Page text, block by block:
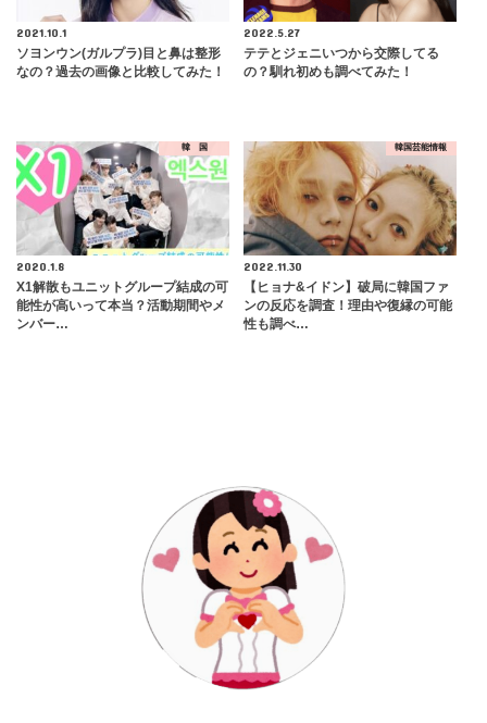
2021.10.1
ソヨンウン(ガルプラ)目と鼻は整形
なの？過去の画像と比較してみた！
2022.5.27
テテとジェニいつから交際してる
の？馴れ初めも調べてみた！
韓 国
2020.1.8
X1解散もユニットグループ結成の可
能性が高いって本当？活動期間やメ
ンバー…
韓国芸能情報
2022.11.30
【ヒョナ&イドン】破局に韓国ファ
ンの反応を調査！理由や復縁の可能
性も調べ…